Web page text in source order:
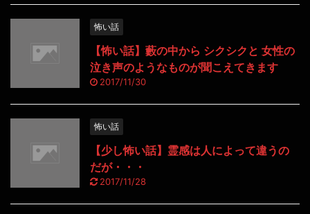
怖い話
【怖い話】藪の中から シクシクと 女性の
泣き声のようなものが聞こえてきます
2017/11/30
怖い話
【少し怖い話】霊感は人によって違うの
だが・・・
2017/11/28